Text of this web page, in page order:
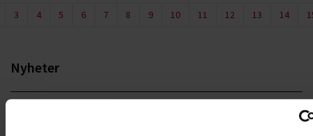
3 4 5 6 7 8 9 10 11 12 13 14
Nyheter